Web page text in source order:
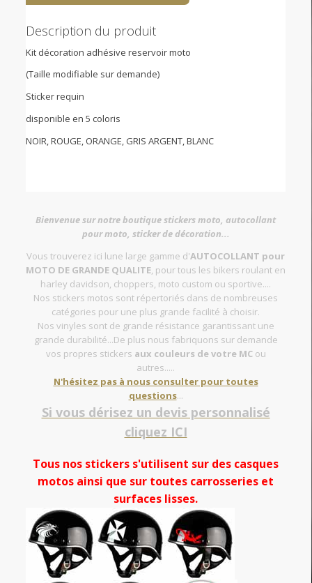
Description du produit
Kit décoration adhésive reservoir moto
(Taille modifiable sur demande)
Sticker requin
disponible en 5 coloris
NOIR, ROUGE, ORANGE, GRIS ARGENT, BLANC
Bienvenue sur notre boutique stickers moto, autocollant
pour moto, sticker de décoration...
Vous trouverez ici lune large gamme d'AUTOCOLLANT pour
MOTO DE GRANDE QUALITE , pour tous les bikers roulant en
harley davidson, choppers, moto custom ou sportive....
Nos stickers motos sont répertoriés dans de nombreuses
catégories pour une plus grande facilité à choisir.
Nos vinyles sont de grande résistance garantissant une
grande durabilité...De plus nous fabriquons sur demande
vos propres stickers aux couleurs de votre MCou
autres.....
N'hésitez pas à nous consulter pour toutes
questions...
Si vous dérisez un devis personnalisé
cliquez ICI
Tous nos stickers s'utilisent sur des casques
motos ainsi que sur toutes carrosseries et
surfaces lisses.